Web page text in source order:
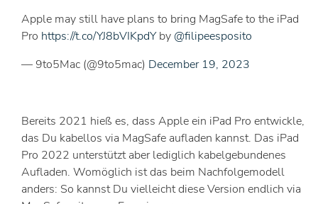
Apple may still have plans to bring MagSafe to the iPad
Pro https://t.co/YJ8bVIKpdYby @filipeesposito
— 9to5Mac (@9to5mac) December 19, 2023
Bereits 2021 hieß es, dass Apple ein iPad Pro entwickle,
das Du kabellos via MagSafe aufladen kannst. Das iPad
Pro 2022 unterstützt aber lediglich kabelgebundenes
Aufladen. Womöglich ist das beim Nachfolgemodell
anders: So kannst Du vielleicht diese Version endlich via